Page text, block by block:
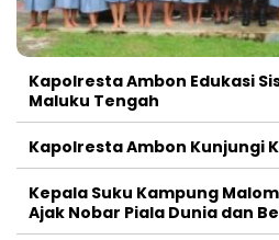
Kapolresta Ambon Edukasi
Maluku Tengah
Kapolresta Ambon Kunjungi
Kepala Suku Kampung
Ajak Nobar Piala Dunia dan